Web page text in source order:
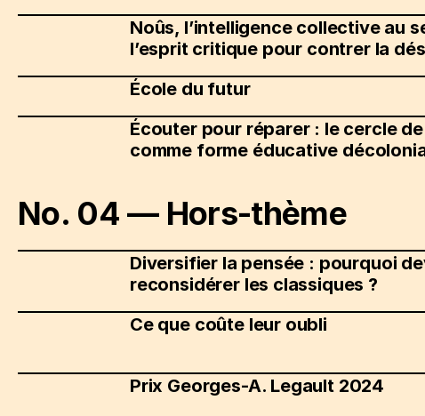
Noûs, l’intelligence collective au
l’esprit critique pour contrer la
École du futur
Écouter pour réparer : le cercle
comme forme éducative
No. 04 — Hors-thème
Diversifier la pensée : pourquoi
reconsidérer les classiques ?
Ce que coûte leur oubli
Prix Georges-A. Legault 2024